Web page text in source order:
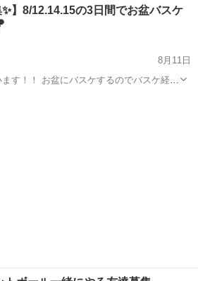
■■男性の募集を再開しま
ットボール バスケ
✨️】8/12.14.15の3日間でお盆バスケ
8月11日
す！！ お盆にバスケするのでバスケ経験